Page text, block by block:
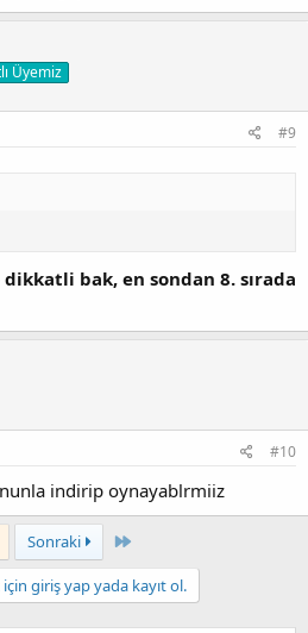
Üyemiz
#9
bak, en sondan 8. sırada
#10
indirip oynayablrmiiz
Sonraki Son
giriş yap yada kayıt ol.